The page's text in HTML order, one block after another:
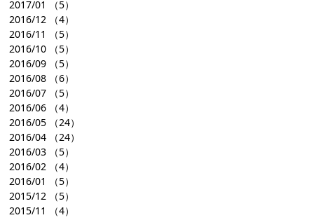
2017/01
（5）
2016/12 （4）
2016/11
（5）
2016/10 （5）
2016/09 （5）
2016/08 （6）
2016/07 （5）
2016/06 （4）
2016/05 （24）
2016/04 （24）
2016/03 （5）
2016/02 （4）
2016/01
（5）
2015/12 （5）
2015/11
（4）